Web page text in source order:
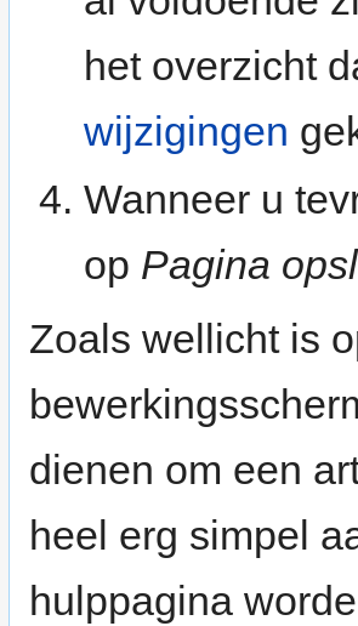
het overzicht
wijzigingen
Wanneer u
op Pagina
Zoals wellicht is
dienen om een
heel erg simpel
hulppagina